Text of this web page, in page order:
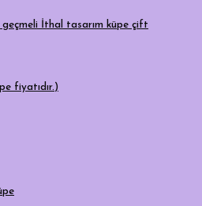
İthal tasarım küpe çift
fiyatıdır.)